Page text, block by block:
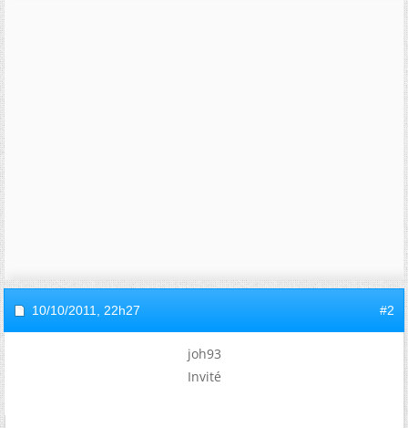
10/10/2011, 22h27 #2
joh93
Invité